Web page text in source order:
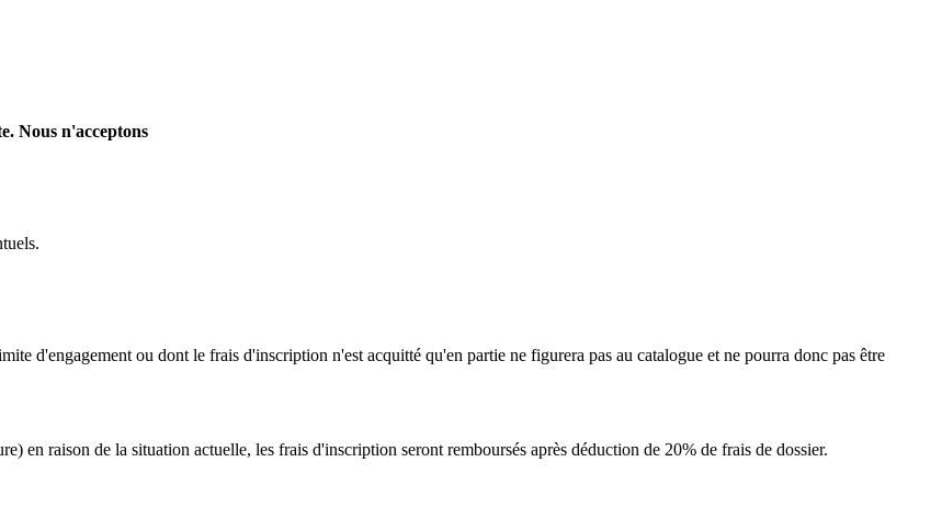
Nous n'acceptons
d'engagement ou dont le frais d'inscription n'est acquitté qu'en partie ne figurera pas au catalogue et ne pourra donc pas être
en raison de la situation actuelle, les frais d'inscription seront remboursés après déduction de 20% de frais de dossier.